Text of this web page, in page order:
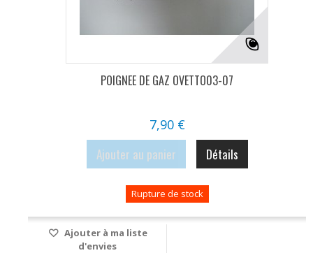
POIGNEE DE GAZ OVETTO03-07
7,90 €
Ajouter au panier Détails
Rupture de stock
Ajouter à ma liste
d'envies